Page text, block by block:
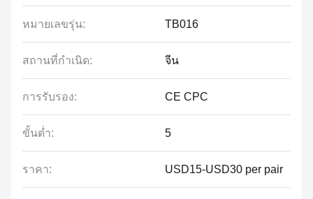
หมายเลขรุ่น: TB016
สถานที่กำเนิด: จีน
การรับรอง: CE CPC
ขั้นต่ำ: 5
ราคา: USD15-USD30 per pair